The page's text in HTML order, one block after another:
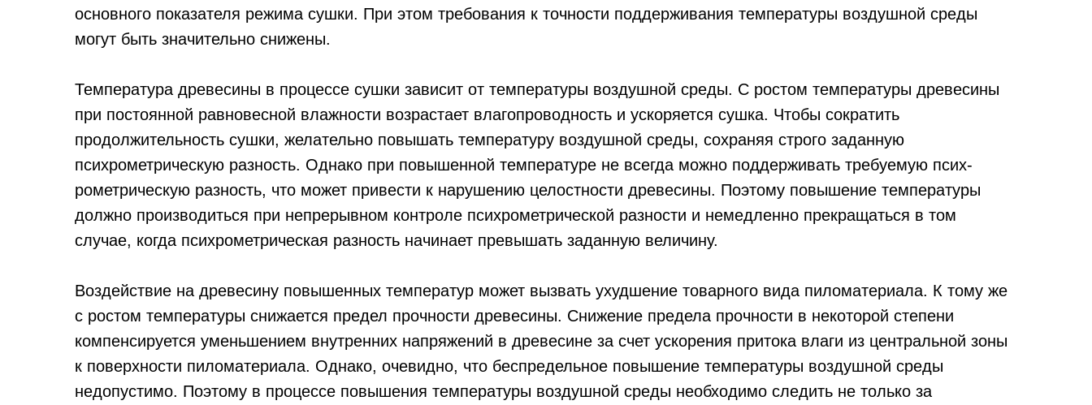
основного пока­зателя режима сушки. При этом требования к точности поддерживания температуры воз­душной среды
могут быть значительно снижены.
Температура древесины в процессе сушки зависит от температуры воздушной среды. С ростом температуры древесины
при постоянной равновесной влажности возрастает влагопроводность и ускоряется сушка. Чтобы сократить
продолжительность сушки, желательно повышать температуру воздушной среды, сохраняя строго заданную
психрометрическую раз­ность. Однако при повышенной температуре не всегда можно поддерживать требуемую псих­
рометрическую разность, что может привести к нарушению целостности древесины. Поэто­му повышение температуры
должно производиться при непрерывном контроле психрометри­ческой разности и немедленно прекращаться в том
случае, когда психрометрическая раз­ность начинает превышать заданную величину.
Воздействие на древесину повышенных температур может вызвать ухудшение товарно­го вида пиломатериала. К тому же
с ростом температуры снижается предел прочности древесины. Снижение предела прочности в некоторой степени
компенсируется уменьше­нием внутренних напряжений в древесине за счет ускорения притока влаги из централь­ной зоны
к поверхности пиломатериала. Однако, очевидно, что беспредельное повышение температуры воздушной среды
недопустимо. Поэтому в процессе повышения температуры воздушной среды необходимо следить не только за